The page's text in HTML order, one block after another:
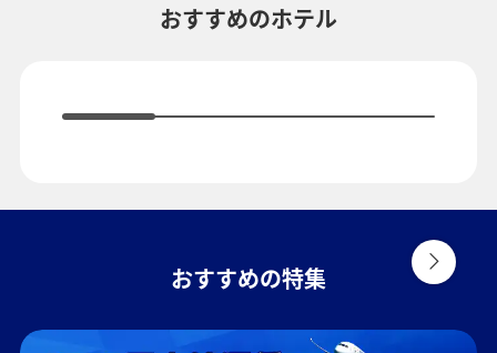
おすすめのホテル
おすすめの特集